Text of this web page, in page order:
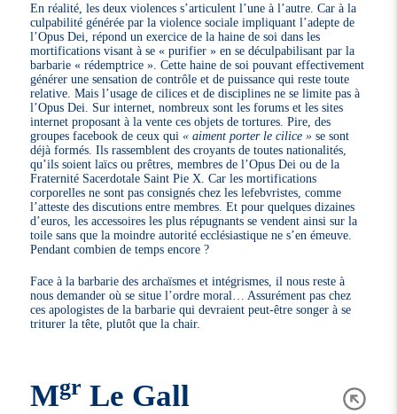
En réalité, les deux violences s’articulent l’une à l’autre. Car à la
culpabilité générée par la violence sociale impliquant l’adepte de
l’Opus Dei, répond un exercice de la haine de soi dans les
mortifications visant à se « purifier » en se déculpabilisant par la
barbarie « rédemptrice ». Cette haine de soi pouvant effectivement
générer une sensation de contrôle et de puissance qui reste toute
relative. Mais l’usage de cilices et de disciplines ne se limite pas à
l’Opus Dei. Sur internet, nombreux sont les forums et les sites
internet proposant à la vente ces objets de tortures. Pire, des
groupes facebook de ceux qui« aiment porter le cilice » se sont
déjà formés. Ils rassemblent des croyants de toutes nationalités,
qu’ils soient laïcs ou prêtres, membres de l’Opus Dei ou de la
Fraternité Sacerdotale Saint Pie X. Car les mortifications
corporelles ne sont pas consignés chez les lefebvristes, comme
l’atteste des discutions entre membres. Et pour quelques dizaines
d’euros, les accessoires les plus répugnants se vendent ainsi sur la
toile sans que la moindre autorité ecclésiastique ne s’en émeuve.
Pendant combien de temps encore ?
Face à la barbarie des archaïsmes et intégrismes, il nous reste à
nous demander où se situe l’ordre moral… Assurément pas chez
ces apologistes de la barbarie qui devraient peut-être songer à se
triturer la tête, plutôt que la chair.
Mgr Le Gall